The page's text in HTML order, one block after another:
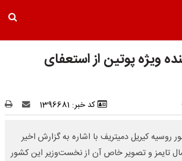
ویژه پوتین از استعفای
کد خبر: 1396681
روسیه کیریل دمیتریف با اشاره به گزارش اخیر
تایمز و تصویر خاص آن از نخست‌وزیر این کشور